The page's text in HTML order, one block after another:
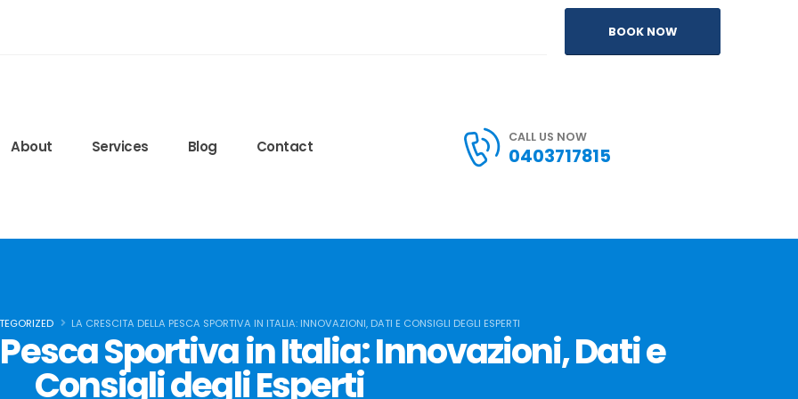
blog/2020/09/15/protein-timing
BOOK NOW
About Services Blog Contact
CALL US NOW
0403717815
LA CRESCITA DELLA PESCA SPORTIVA IN ITALIA: INNOVAZIONI, DATI E CONSIGLI DEGLI ESPERTI
Sportiva in Italia: Innovazioni, Dati e
Consigli degli Esperti